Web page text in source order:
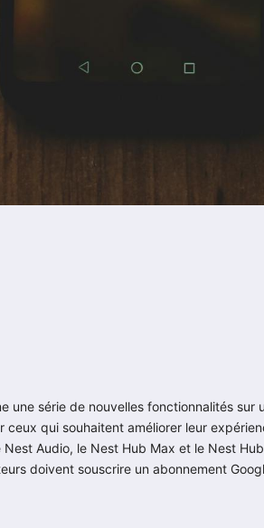
une série de nouvelles fonctionnalités sur
ceux qui souhaitent améliorer leur
Audio, le Nest Hub Max et le Nest
doivent souscrire un abonnement